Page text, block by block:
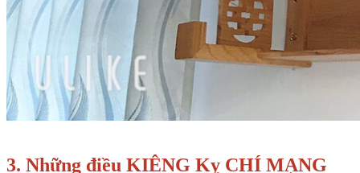
3. Những điều KIÊNG Kỵ CHÍ MẠNG